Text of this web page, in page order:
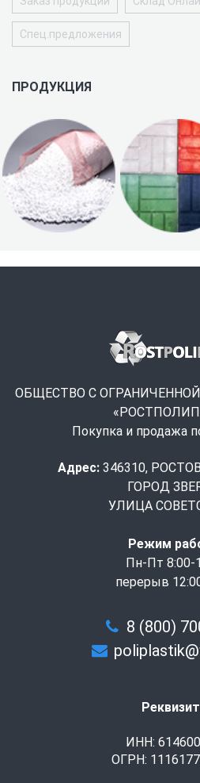
Спец.предложения
ПРОДУКЦИЯ
ОБЩЕСТВО С
Покупка и продажа
Адрес: 346310,
ГОРОД
УЛИЦА
Режим
Пн-Пт 8:00-
перерыв
8 (800)
ИНН:
ОГРН: